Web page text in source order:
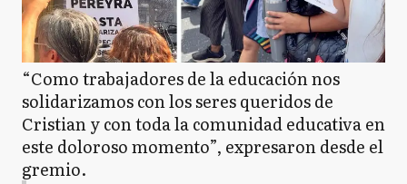
“Como trabajadores de la educación nos
solidarizamos con los seres queridos de
Cristian y con toda la comunidad educativa en
este doloroso momento”, expresaron desde el
gremio.